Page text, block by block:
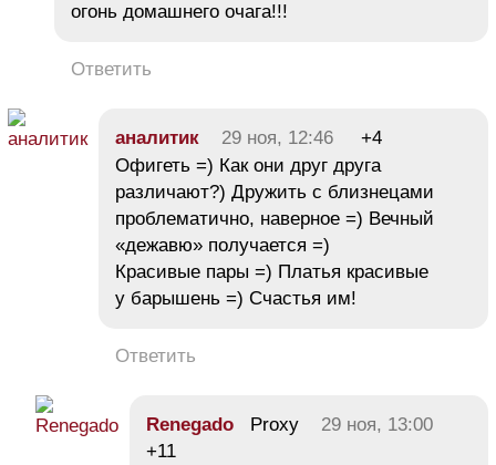
огонь домашнего очага!!!
Ответить
аналитик 29 ноя, 12:46
+4
Офигеть =) Как они друг друга
различают?) Дружить с близнецами
проблематично, наверное =) Вечный
«дежавю» получается =)
Красивые пары =) Платья красивые
у барышень =) Счастья им!
Ответить
Renegado Proxy
29 ноя, 13:00
+11